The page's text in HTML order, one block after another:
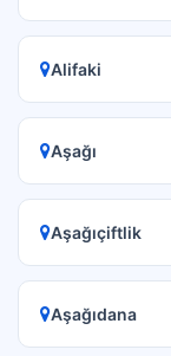
Alifaki
Aşağı
Aşağıçiftlik
Aşağıdana